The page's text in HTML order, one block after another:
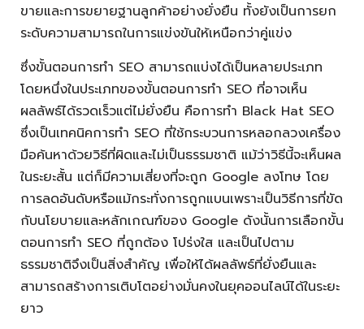
ขายและการขยายฐานลูกค้าอย่างยั่งยืน ทั้งยังเป็นการยก
ระดับความสามารถในการแข่งขันให้เหนือกว่าคู่แข่ง
ซึ่งขั้นตอนการทำ SEO สามารถแบ่งได้เป็นหลายประเภท
โดยหนึ่งในประเภทของขั้นตอนการทำ SEO ที่อาจเห็น
ผลลัพธ์ได้รวดเร็วแต่ไม่ยั่งยืน คือการทำ Black Hat SEO
ซึ่งเป็นเทคนิคการทำ SEO ที่ใช้กระบวนการหลอกลวงเครื่อง
มือค้นหาด้วยวิธีที่ผิดและไม่เป็นธรรมชาติ แม้ว่าวิธีนี้จะเห็นผล
ในระยะสั้น แต่ก็มีความเสี่ยงที่จะถูก Google ลงโทษ โดย
การลดอันดับหรือแม้กระทั่งการถูกแบนเพราะเป็นวิธีการที่ขัด
กับนโยบายและหลักเกณฑ์ของ Google ดังนั้นการเลือกขั้น
ตอนการทำ SEO ที่ถูกต้อง โปร่งใส และเป็นไปตาม
ธรรมชาติจึงเป็นสิ่งสำคัญ เพื่อให้ได้ผลลัพธ์ที่ยั่งยืนและ
สามารถสร้างการเติบโตอย่างมั่นคงในยุคออนไลน์ได้ในระยะ
ยาว